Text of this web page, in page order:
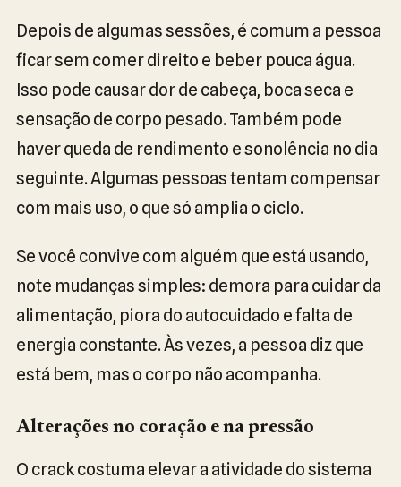
Depois de algumas sessões, é comum a pessoa
ficar sem comer direito e beber pouca água.
Isso pode causar dor de cabeça, boca seca e
sensação de corpo pesado. Também pode
haver queda de rendimento e sonolência no dia
seguinte. Algumas pessoas tentam compensar
com mais uso, o que só amplia o ciclo.
Se você convive com alguém que está usando,
note mudanças simples: demora para cuidar da
alimentação, piora do autocuidado e falta de
energia constante. Às vezes, a pessoa diz que
está bem, mas o corpo não acompanha.
Alterações no coração e na pressão
O crack costuma elevar a atividade do sistema